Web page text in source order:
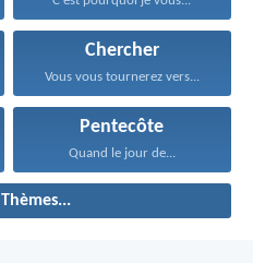
Chercher
Vous vous tournerez vers...
Pentecôte
Quand le jour de...